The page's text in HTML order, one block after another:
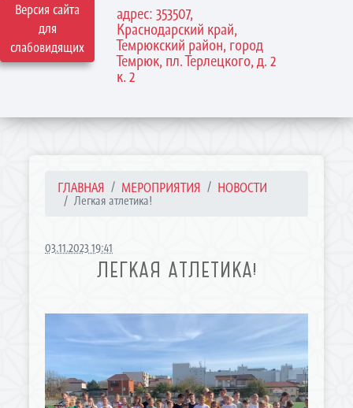
Версия сайта
для
слабовидящих
адрес: 353507,
Краснодарский край,
Темрюкский район, город
Темрюк, пл. Терлецкого, д. 2
к. 2
ГЛАВНАЯ МЕРОПРИЯТИЯ НОВОСТИ
Легкая атлетика!
03.11.2023 19:41
ЛЕГКАЯ АТЛЕТИКА!